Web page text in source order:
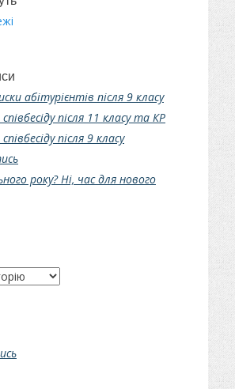
абітурієнтів після 9 класу
після 11 класу та КР
після 9 класу
року? Ні, час для нового